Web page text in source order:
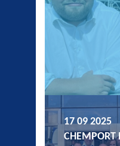
17 09 2025
CHEMPORT